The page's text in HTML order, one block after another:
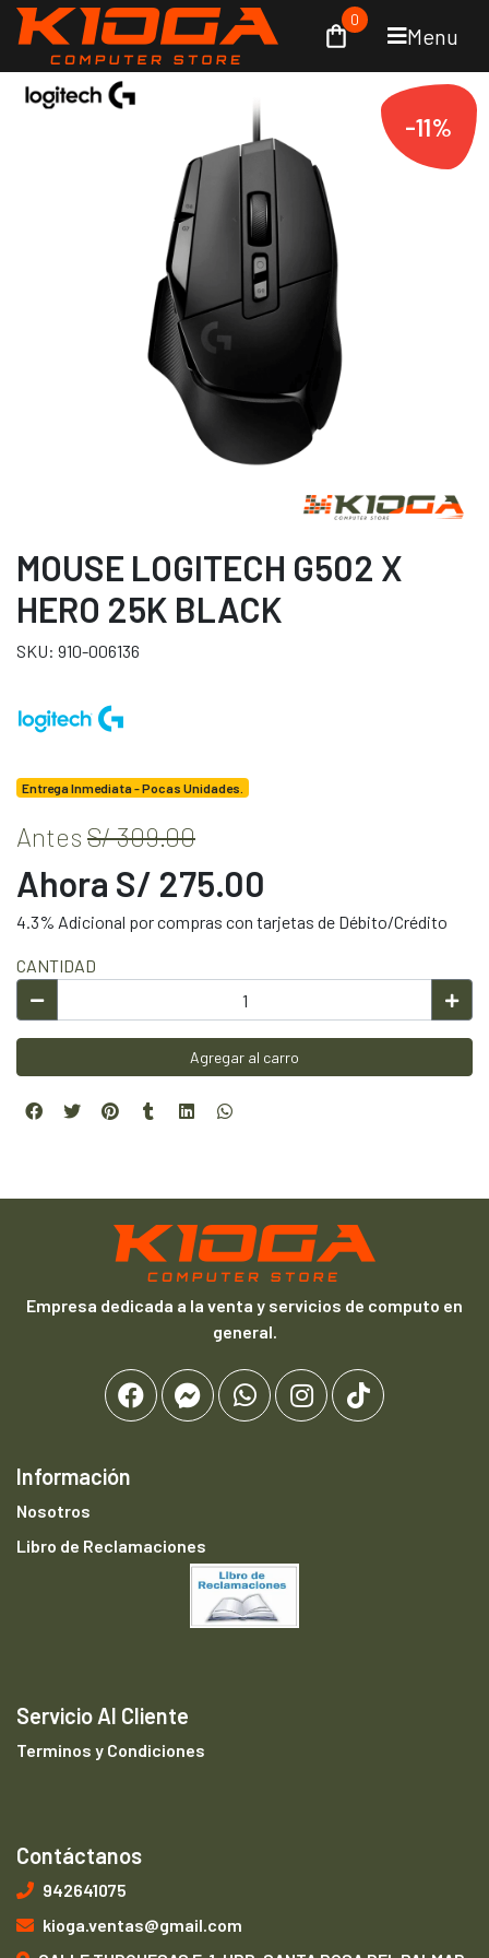
Menu
0
-11%
MOUSE LOGITECH G502 X
HERO 25K BLACK
SKU: 910-006136
Entrega Inmediata - Pocas Unidades.
Antes S/ 309.00
Ahora S/ 275.00
4.3% Adicional por compras con tarjetas de Débito/Crédito
CANTIDAD
Agregar al carro
Empresa dedicada a la venta y servicios de computo en
general.
Información
Nosotros
Libro de Reclamaciones
Servicio Al Cliente
Terminos y Condiciones
Contáctanos
942641075
kioga.ventas@gmail.com